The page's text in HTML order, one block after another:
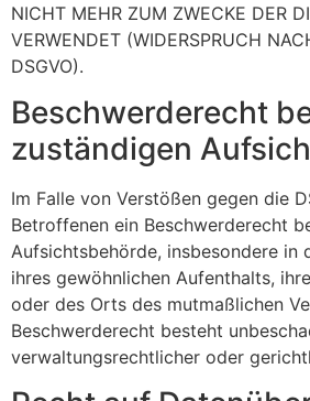
NICHT MEHR ZUM ZWECKE DER
VERWENDET (WIDERSPRUCH
DSGVO).
Beschwerde­recht
zuständigen
Im Falle von Verstößen gegen die
Betroffenen ein Beschwerderecht
Aufsichtsbehörde, insbesondere in
ihres gewöhnlichen Aufenthalts,
oder des Orts des mutmaßlichen
Beschwerderecht besteht
verwaltungsrechtlicher oder